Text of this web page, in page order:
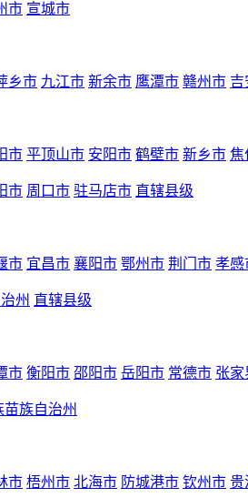
市 宣城市
乡市 九江市 新余市 鹰潭市 赣州市 吉
市 平顶山市 安阳市 鹤壁市 新乡市 焦
市 周口市 驻马店市 直辖县级
市 宜昌市 襄阳市 鄂州市 荆门市 孝感
州 直辖县级
市 衡阳市 邵阳市 岳阳市 常德市 张家
族自治州
市 梧州市 北海市 防城港市 钦州市 贵